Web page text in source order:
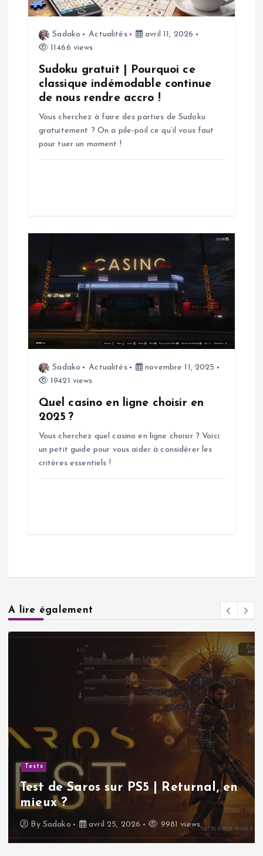
e
Sadako Actualités
avril 11, 2026
11466 views
Sudoku gratuit | Pourquoi ce
classique indémodable continue
de nous rendre accro !
Vous cherchez à faire des parties de Sudoku
gratuitement ? On a pile-poil ce qu’il vous faut
pour tuer un moment !
Sadako Actualités
novembre 11, 2025
19421 views
Quel casino en ligne choisir en
2025 ?
Vous cherchez quel casino en ligne choisir ? Voici
un petit guide pour vous aider à considérer les
critères essentiels !
A lire également
Tests
Test de Saros sur PS5 | Returnal, en
mieux ?
By Sadako avril 25, 2026 9981 views